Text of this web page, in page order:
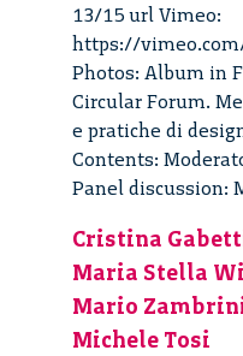
13/15 url Vimeo:
https://
Photos: Album in
Circular Forum.
e pratiche di
Contents:
Panel discussion:
Cristina
Maria Stella
Mario
Michele Tosi